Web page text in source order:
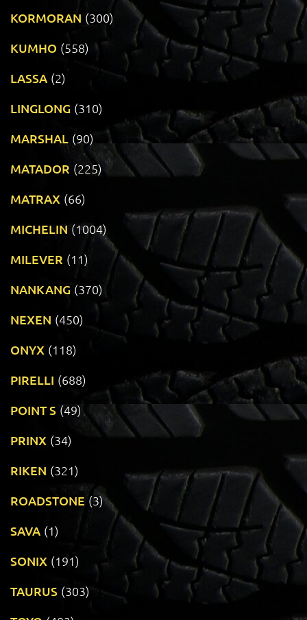
KORMORAN (300)
KUMHO (558)
LASSA (2)
LINGLONG (310)
MARSHAL (90)
MATADOR (225)
MATRAX (66)
MICHELIN (1004)
MILEVER (11)
NANKANG (370)
NEXEN (450)
ONYX (118)
PIRELLI (688)
POINT S (49)
PRINX (34)
RIKEN (321)
ROADSTONE (3)
SAVA (1)
SONIX (191)
TAURUS (303)